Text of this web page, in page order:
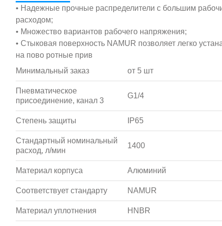
• Надежные прочные распределители с большим
расходом;
• Множество вариантов рабочего напряжения;
• Стыковая поверхность NAMUR позволяет легко
на пово ротные прив
Минимальный заказ
от 5 шт
Пневматическое
присоединение, канал 3
G1/4
Степень защиты IP65
Стандартный номинальный
расход, л/мин
1400
Материал корпуса Алюминий
Соответствует стандарту NAMUR
Материал уплотнения HNBR